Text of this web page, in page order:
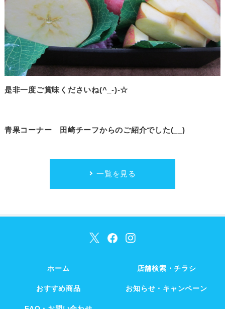
是非一度ご賞味くださいね(^_-)-☆
青果コーナー 田崎チーフからのご紹介でした(__)
一覧を見る
ホーム 店舗検索・チラシ
おすすめ商品 お知らせ・キャンペーン